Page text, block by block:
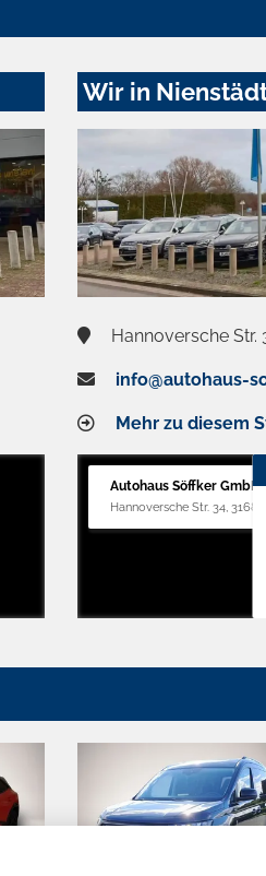
Wir in
Hannoversche Str.
info@autohaus-
Mehr zu diesem
Autohaus Söffker GmbH
Hannoversche Str. 34,